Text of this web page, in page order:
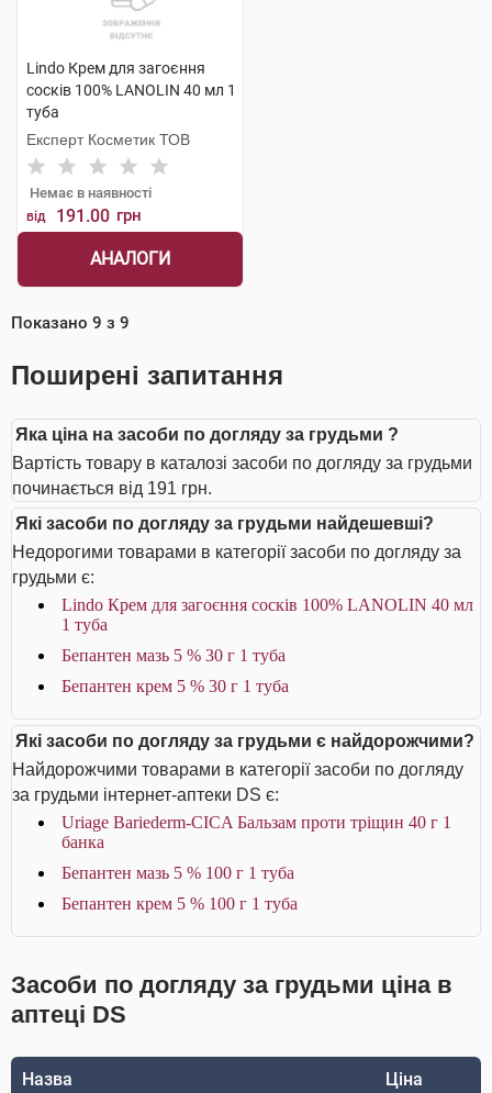
Lindo Крем для загоєння
сосків 100% LANOLIN 40 мл 1
туба
Експерт Косметик ТОВ
Немає в наявності
від 191.00 грн
АНАЛОГИ
Показано 9 з 9
Поширені запитання
Яка ціна на засоби по догляду за грудьми ?
Вартість товару в каталозі засоби по догляду за грудьми
починається від 191 грн.
Які засоби по догляду за грудьми найдешевші?
Недорогими товарами в категорії засоби по догляду за
грудьми є:
Lindo Крем для загоєння сосків 100% LANOLIN 40 мл
1 туба
Бепантен мазь 5 % 30 г 1 туба
Бепантен крем 5 % 30 г 1 туба
Які засоби по догляду за грудьми є найдорожчими?
Найдорожчими товарами в категорії засоби по догляду
за грудьми інтернет-аптеки DS є:
Uriage Bariederm-CICA Бальзам проти тріщин 40 г 1
банка
Бепантен мазь 5 % 100 г 1 туба
Бепантен крем 5 % 100 г 1 туба
Засоби по догляду за грудьми ціна в
аптеці DS
Назва Ціна